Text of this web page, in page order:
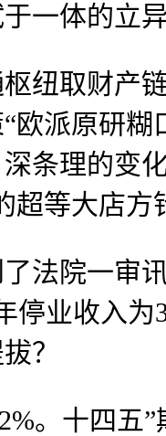
一体的立
取财产链
欧派原研
条理的变
超等大店方
院一审讯
停业收入
？
十四五”